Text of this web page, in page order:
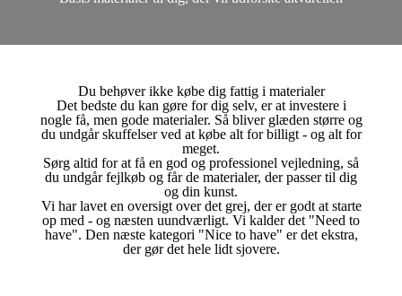
Du behøver ikke købe dig fattig i materialer
Det bedste du kan gøre for dig selv, er at investere i
nogle få, men gode materialer. Så bliver glæden større og
du undgår skuffelser ved at købe alt for billigt - og alt for
meget.
Sørg altid for at få en god og professionel vejledning, så
du undgår fejlkøb og får de materialer, der passer til dig
og din kunst.
Vi har lavet en oversigt over det grej, der er godt at starte
op med - og næsten uundværligt. Vi kalder det "Need to
have". Den næste kategori "Nice to have" er det ekstra,
der gør det hele lidt sjovere.